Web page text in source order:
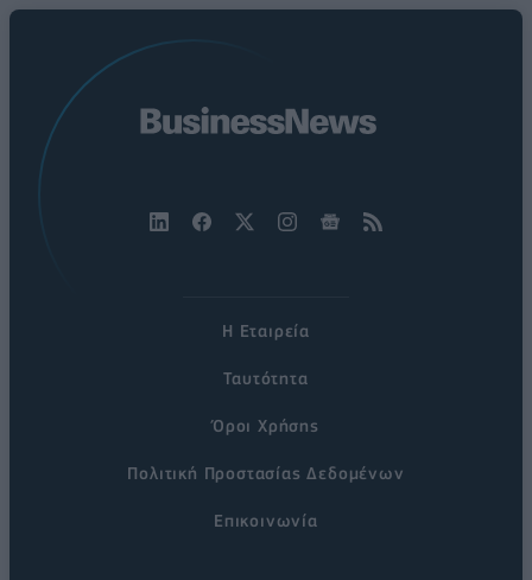
Η Εταιρεία
Ταυτότητα
Όροι Χρήσης
Πολιτική Προστασίας Δεδομένων
Επικοινωνία